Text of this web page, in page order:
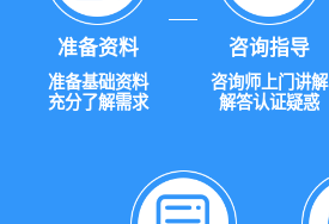
准备资料
准备基础资料
充分了解需求
咨询指导
咨询师上门讲解
解答认证疑惑